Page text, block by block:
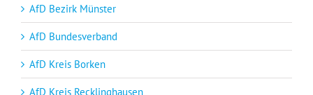
AfD Bezirk Münster
AfD Bundesverband
AfD Kreis Borken
AfD Kreis Recklinghausen